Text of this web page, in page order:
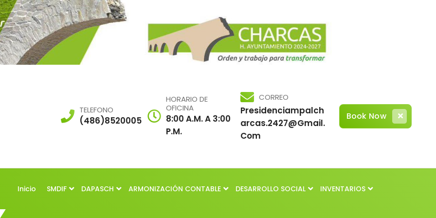
TELEFONO
(486)8520005
HORARIO DE
OFICINA
8:00 A.m. A 3:00
P.m.
CORREO
Presidenciampalch
Arcas.2427@gmail.
Com
Book Now
Inicio SMDIF DAPASCH ARMONIZACIÓN CONTABLE DESARROLLO SOCIAL INVENTARIOS